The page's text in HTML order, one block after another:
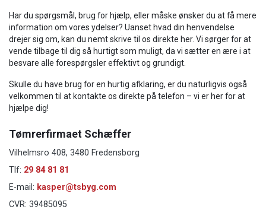
Har du spørgsmål, brug for hjælp, eller måske ønsker du at få mere
information om vores ydelser? Uanset hvad din henvendelse
drejer sig om, kan du nemt skrive til os direkte her. Vi sørger for at
vende tilbage til dig så hurtigt som muligt, da vi sætter en ære i at
besvare alle forespørgsler effektivt og grundigt.
Skulle du have brug for en hurtig afklaring, er du naturligvis også
velkommen til at kontakte os direkte på telefon – vi er her for at
hjælpe dig!
Tømrerfirmaet Schæffer
Vilhelmsro 408, 3480 Fredensborg
Tlf: 29 84 81 81
E-mail: kasper@tsbyg.com
CVR: 39485095